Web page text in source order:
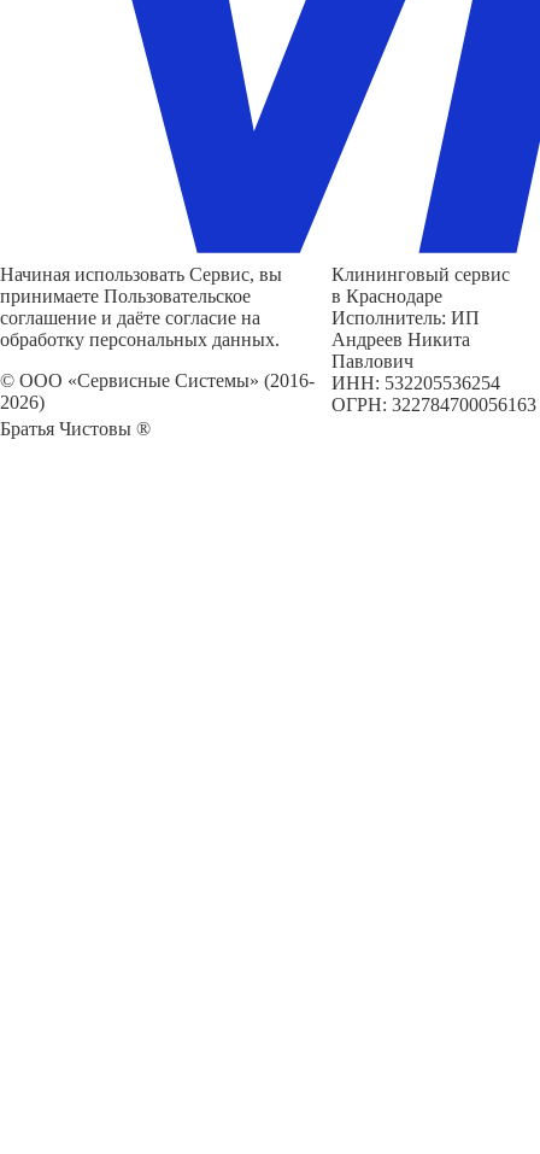
Начиная использовать Сервис, вы
принимаете Пользовательское
соглашение и даёте согласие на
обработку персональных данных.
© ООО «Сервисные Системы» (2016-
2026)
Братья Чистовы ®
Клининговый сервис
в Краснодаре
Исполнитель: ИП
Андреев Никита
Павлович
ИНН: 532205536254
ОГРН: 322784700056163